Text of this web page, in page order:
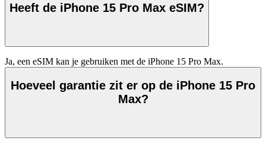
Heeft de iPhone 15 Pro Max eSIM?
Ja, een eSIM kan je gebruiken met de iPhone 15 Pro Max.
Hoeveel garantie zit er op de iPhone 15 Pro
Max?